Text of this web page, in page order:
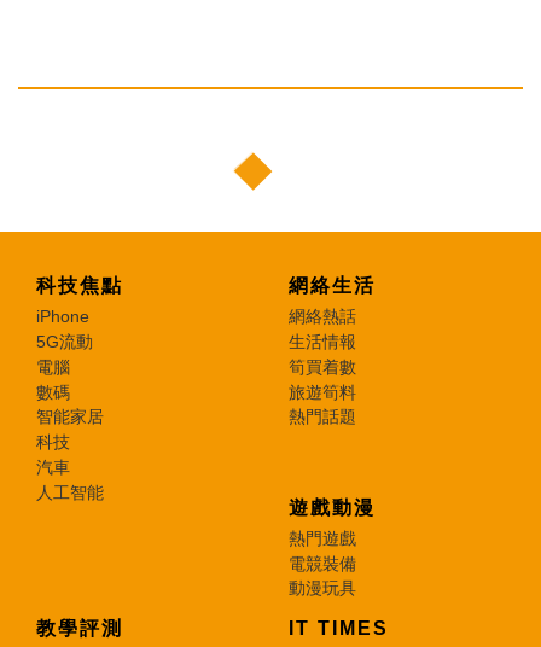
科技焦點
iPhone
5G流動
電腦
數碼
智能家居
科技
汽車
人工智能
網絡生活
網絡熱話
生活情報
筍買着數
旅遊筍料
熱門話題
遊戲動漫
熱門遊戲
電競裝備
動漫玩具
教學評測 IT TIMES